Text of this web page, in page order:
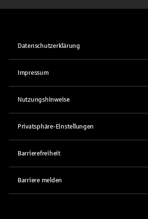
Datenschutzerklärung
Impressum
Nutzungshinweise
Privatsphäre-Einstellungen
Barrierefreiheit
Barriere melden